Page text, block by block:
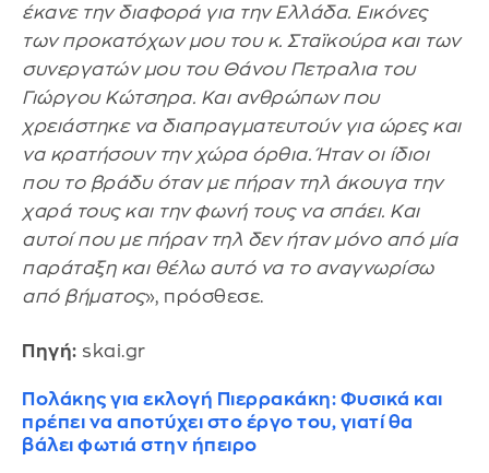
έκανε την διαφορά για την Ελλάδα. Εικόνες
των προκατόχων μου του κ. Σταϊκούρα και των
συνεργατών μου του Θάνου Πετραλια του
Γιώργου Κώτσηρα. Και ανθρώπων που
χρειάστηκε να διαπραγματευτούν για ώρες και
να κρατήσουν την χώρα όρθια. Ήταν οι ίδιοι
που το βράδυ όταν με πήραν τηλ άκουγα την
χαρά τους και την φωνή τους να σπάει. Και
αυτοί που με πήραν τηλ δεν ήταν μόνο από μία
παράταξη και θέλω αυτό να το αναγνωρίσω
από βήματος», πρόσθεσε.
Πηγή: skai.gr
Πολάκης για εκλογή Πιερρακάκη: Φυσικά και
πρέπει να αποτύχει στο έργο του, γιατί θα
βάλει φωτιά στην ήπειρο